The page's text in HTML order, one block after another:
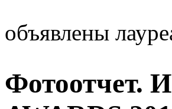
объявлены
Фотоотчет.